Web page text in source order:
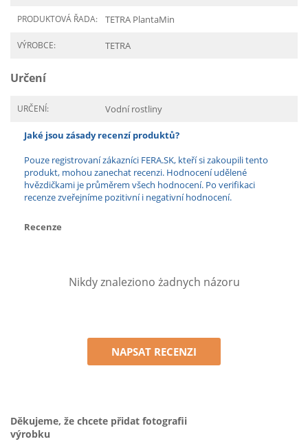
PRODUKTOVÁ ŘADA: TETRA PlantaMin
VÝROBCE: TETRA
Určení
URČENÍ: Vodní rostliny
Jaké jsou zásady recenzí produktů?
Pouze registrovaní zákazníci FERA.SK, kteří si zakoupili tento
produkt, mohou zanechat recenzi. Hodnocení udělené
hvězdičkami je průměrem všech hodnocení. Po verifikaci
recenze zveřejníme pozitivní i negativní hodnocení.
Recenze
Nikdy znaleziono żadnych názoru
NAPSAT RECENZI
Děkujeme, že chcete přidat fotografii
výrobku